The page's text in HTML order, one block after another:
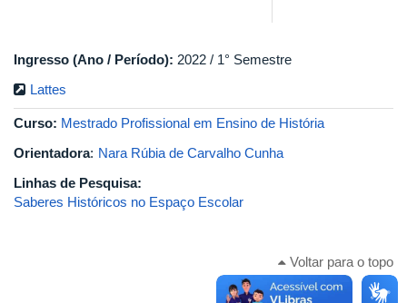
Ingresso (Ano / Período): 2022 / 1° Semestre
Lattes
Curso: Mestrado Profissional em Ensino de História
Orientadora: Nara Rúbia de Carvalho Cunha
Linhas de Pesquisa:
Saberes Históricos no Espaço Escolar
Voltar para o topo